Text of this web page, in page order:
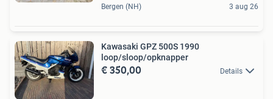
Bergen (NH) 3 aug 26
Kawasaki GPZ 500S 1990
loop/sloop/opknapper
€ 350,00 Details